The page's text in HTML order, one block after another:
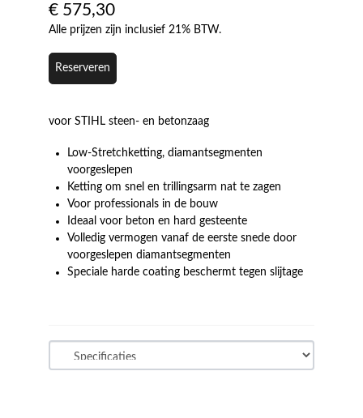
€ 575,30
Alle prijzen zijn inclusief 21% BTW.
Reserveren
voor STIHL steen- en betonzaag
Low-Stretchketting, diamantsegmenten
voorgeslepen
Ketting om snel en trillingsarm nat te zagen
Voor professionals in de bouw
Ideaal voor beton en hard gesteente
Volledig vermogen vanaf de eerste snede door
voorgeslepen diamantsegmenten
Speciale harde coating beschermt tegen slijtage